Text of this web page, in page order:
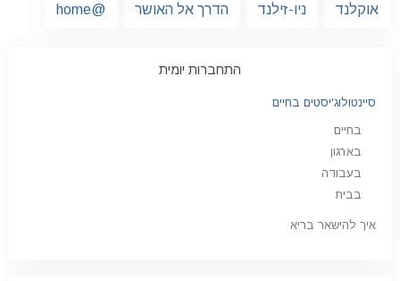
אוקלנד ניו-זילנד הדרך אל האושר @home
התחברות יומית
סיינטולוג'יסטים בחיים
בחיים
בארגון
בעבודה
בבית
איך להישאר בריא